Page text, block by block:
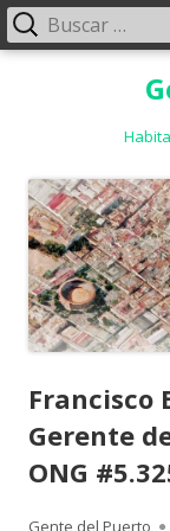
Menú
Francisco
Gerente
ONG
Autor
Gente del Puerto